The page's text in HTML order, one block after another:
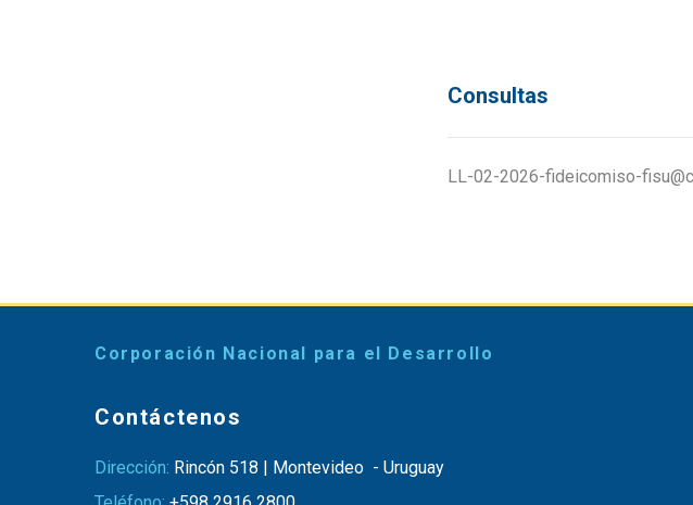
Consultas
LL-02-2026-fideicomiso-
Corporación Nacional para el Desarrollo
Contáctenos
Dirección: Rincón 518 | Montevideo - Uruguay